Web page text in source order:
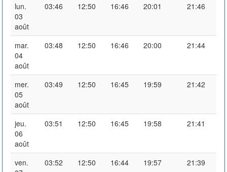
lun.
03
août
03:46 12:50 16:46 20:01 21:46
mar.
04
août
03:48 12:50 16:46 20:00 21:44
mer.
05
août
03:49 12:50 16:45 19:59 21:42
jeu.
06
août
03:51 12:50 16:45 19:58 21:41
ven.
03:52 12:50 16:44 19:57 21:39